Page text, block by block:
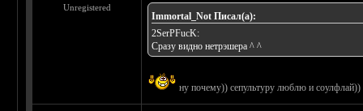
Unregistered
Immortal_Not Писал(а):
2SerPFucK:
Сразу видно нетрэшера ^ ^
ну почему)) сепультуру люблю и